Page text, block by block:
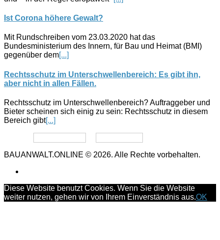
Ist Corona höhere Gewalt?
Mit Rundschreiben vom 23.03.2020 hat das
Bundesministerium des Innern, für Bau und Heimat (BMI)
gegenüber dem[...]
Rechtsschutz im Unterschwellenbereich: Es gibt ihn,
aber nicht in allen Fällen.
Rechtsschutz im Unterschwellenbereich? Auftraggeber und
Bieter scheinen sich einig zu sein: Rechtsschutz in diesem
Bereich gibt[...]
BAUANWALT.ONLINE © 2026. Alle Rechte vorbehalten.
Diese Website benutzt Cookies. Wenn Sie die Website
weiter nutzen, gehen wir von Ihrem Einverständnis aus.OK